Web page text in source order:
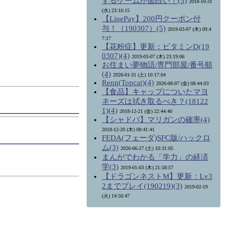
2018-10-31
(水) 23:16:15
【LinePay】200円クーポン付
与！（190307）(5) 2019-03-07 (木) 09:4
7:17
【花粉症】更新：ビタミンD(19
0307)(4) 2019-03-07 (木) 23:19:06
お住まい夢物語/専門部屋/番号順
(4) 2026-01-31 (土) 10:17:04
Renn(Topcat)(4) 2026-08-07 (金) 08:44:03
【食品】キャップについたマヨ
ネーズは拭き取るべき？(18122
1)(4) 2018-12-21 (金) 22:44:40
【シャドバ】マリガンの確率(4)
2018-12-20 (木) 08:41:41
FEDA(フェーダ)SFC版/ハックロ
ム(3) 2026-06-27 (土) 10:31:05
まんがでわかる「学力」の経済
学(3) 2019-01-03 (木) 21:58:57
【ドラゴンネストM】更新：Lv3
2までプレイ(190219)(3) 2019-02-19
(火) 14:50:47